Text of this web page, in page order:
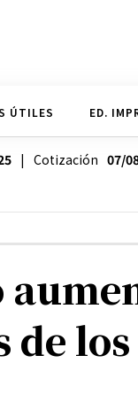
ÚTILES ED.
| Cotización 07/
de los